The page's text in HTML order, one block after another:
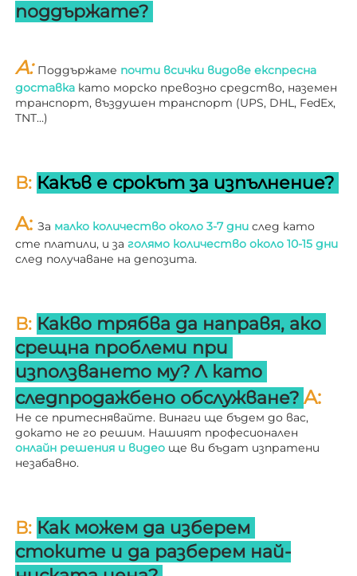
поддържате?
A: Поддържаме почти всички видове експресна
доставка като морско превозно средство, наземен
транспорт, въздушен транспорт (UPS, DHL, FedEx,
TNT…)
В: Какъв е срокът за изпълнение?
A: За малко количество около 3-7 дни след като
сте платили, и за
след получаване на депозита.
В: Какво трябва да направя, ако
срещна проблеми при
използването му? Л като
следпродажбено обслужване?
Не се притеснявайте. Винаги ще бъдем до вас,
онлайн решения и видео ще ви бъдат изпратени
незабавно.
В: Как можем да изберем
стоките и да разберем най-